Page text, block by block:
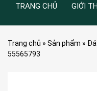
TRANG CHỦ GIỚI
Trang chủ » Sản phẩm »
55565793